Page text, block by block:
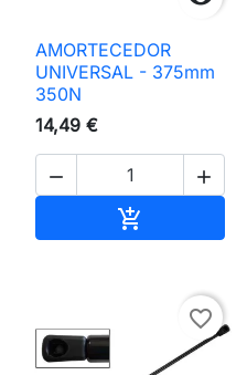
AMORTECEDOR
UNIVERSAL - 375mm
350N
14,49 €
 

favorite_border